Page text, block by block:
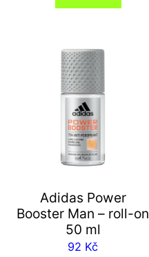
Adidas Power
Booster Man – roll-on
50 ml
92 Kč